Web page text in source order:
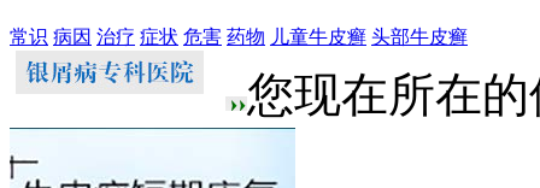
常识 病因 治疗 症状 危害 药物 儿童牛皮癣 头部牛皮癣
您现在所在